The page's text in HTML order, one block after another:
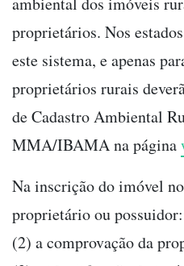
proprietários. Nos
este sistema, e apenas
proprietários rurais
de Cadastro Ambiental
MMA/IBAMA na página
Na inscrição do imóvel
proprietário ou
(2) a comprovação da